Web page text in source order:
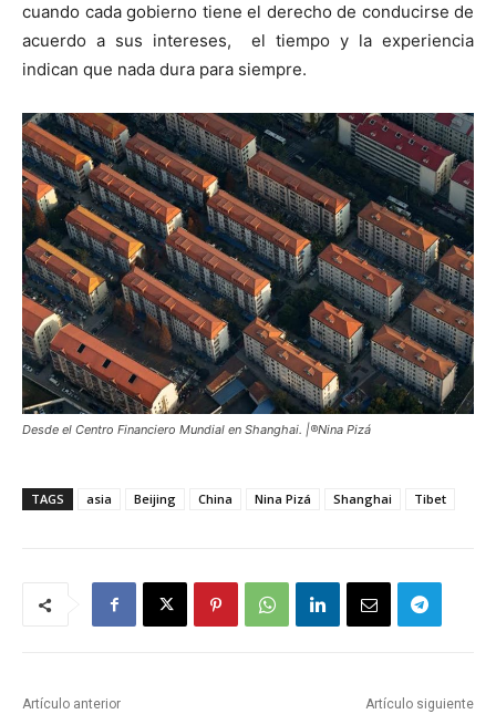
cuando cada gobierno tiene el derecho de conducirse de
acuerdo a sus intereses, el tiempo y la experiencia
indican que nada dura para siempre.
Desde el Centro Financiero Mundial en Shanghai. |®Nina Pizá
TAGS asia Beijing China Nina Pizá Shanghai Tibet
Artículo anterior Artículo siguiente